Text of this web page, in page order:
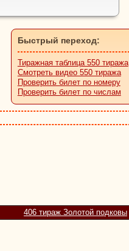
Быстрый переход:
Тиражная таблица 550 тиража
Смотреть видео 550 тиража
Проверить билет по номеру
Проверить билет по числам
406 тираж Золотой подковы